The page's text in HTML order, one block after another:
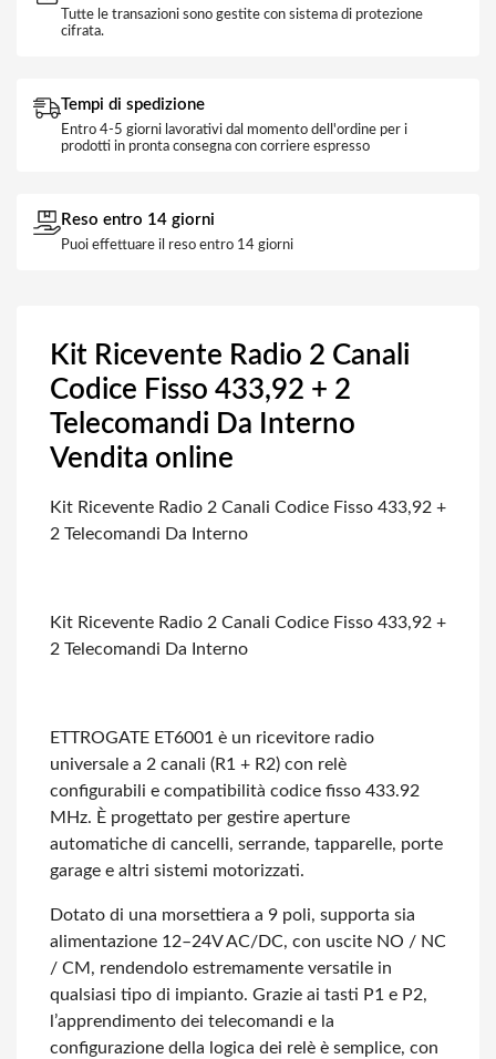
Tutte le transazioni sono gestite con sistema di protezione
cifrata.
Tempi di spedizione
Entro 4-5 giorni lavorativi dal momento dell'ordine per i
prodotti in pronta consegna con corriere espresso
Reso entro 14 giorni
Puoi effettuare il reso entro 14 giorni
Kit Ricevente Radio 2 Canali
Codice Fisso 433,92 + 2
Telecomandi Da Interno
Vendita online
Kit Ricevente Radio 2 Canali Codice Fisso 433,92 +
2 Telecomandi Da Interno
Kit Ricevente Radio 2 Canali Codice Fisso 433,92 +
2 Telecomandi Da Interno
ETTROGATE ET6001 è un ricevitore radio
universale a 2 canali (R1 + R2) con relè
configurabili e compatibilità codice fisso 433.92
MHz. È progettato per gestire aperture
automatiche di cancelli, serrande, tapparelle, porte
garage e altri sistemi motorizzati.
Dotato di una morsettiera a 9 poli, supporta sia
alimentazione 12–24V AC/DC, con uscite NO / NC
/ CM, rendendolo estremamente versatile in
qualsiasi tipo di impianto. Grazie ai tasti P1 e P2,
l’apprendimento dei telecomandi e la
configurazione della logica dei relè è semplice, con